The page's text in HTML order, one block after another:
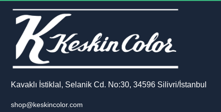
Kavaklı İstiklal, Selanik Cd. No:30, 34596 Silivri/İstanbul
shop@keskincolor.com